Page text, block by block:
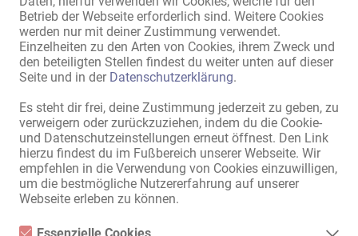
Betrieb der Webseite erforderlich sind. Weitere Cookies
werden nur mit deiner Zustimmung verwendet.
Einzelheiten zu den Arten von Cookies, ihrem Zweck und
den beteiligten Stellen findest du weiter unten auf dieser
Seite und in der Datenschutzerklärung.
Es steht dir frei, deine Zustimmung jederzeit zu geben, zu
verweigern oder zurückzuziehen, indem du die Cookie-
und Datenschutzeinstellungen erneut öffnest. Den Link
hierzu findest du im Fußbereich unserer Webseite. Wir
empfehlen in die Verwendung von Cookies einzuwilligen,
um die bestmögliche Nutzererfahrung auf unserer
Webseite erleben zu können.
Roth-Rooms Apartments
Lust viel Geld zu verdienen? Dann ist diese Privatadresse genau das
Richtige für Dich .
Top-Verdienstmöglichkeiten.
Bekannte Privatadresse in Hof an der Saale!
Exklusive, diskrete Einzelapartments mit Genehmigung!
Entspanntes Arbeiten im Einzelapartment